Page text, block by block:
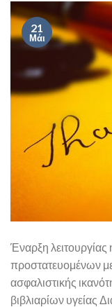
21
Μάι
Έναρξη
προστατευομένων
ασφαλιστικής
βιβλιαρίων υγείας